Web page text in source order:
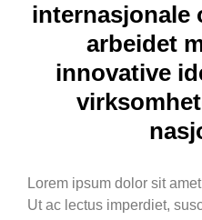
internasjonale
arbeidet
innovative
Lorem ipsum dolor sit
Ut ac lectus imperdiet,